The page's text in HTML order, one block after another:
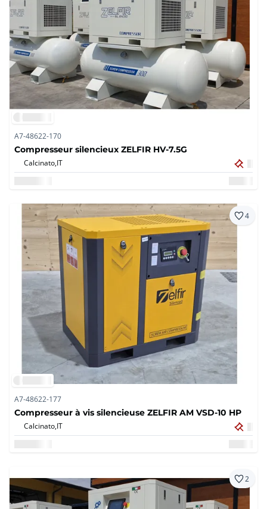
A7-48622-170
Compresseur silencieux ZELFIR HV-7.5G
Calcinato,IT
4
A7-48622-177
Compresseur à vis silencieuse ZELFIR AM VSD-10 HP
Calcinato,IT
2